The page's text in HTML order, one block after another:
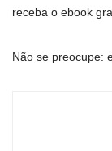
receba o ebook
Não se preocupe: